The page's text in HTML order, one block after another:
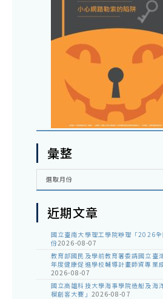
彙整
彙
選取月份
近期文章
國立臺南大學理工學院辦理「2026
份2026-08-07
教育部國民及學前教育署委請國立
年度健康促進學校輔導計畫師資專業
2026-08-07
國立高雄科技大學海事學院造船及海
模創客大賽」 2026-08-07